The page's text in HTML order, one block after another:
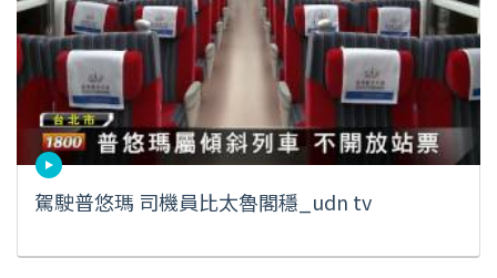
駕駛普悠瑪 司機員比太魯閣穩_udn tv